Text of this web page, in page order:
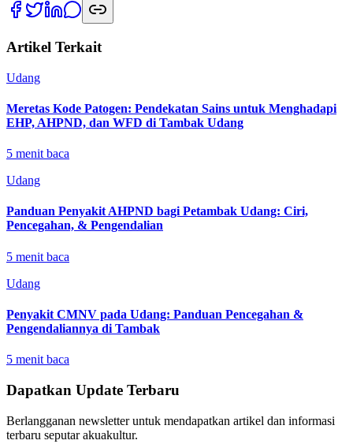
Artikel Terkait
Udang
Meretas Kode Patogen: Pendekatan Sains untuk Menghadapi
EHP, AHPND, dan WFD di Tambak Udang
5 menit baca
Udang
Panduan Penyakit AHPND bagi Petambak Udang: Ciri,
Pencegahan, & Pengendalian
5 menit baca
Udang
Penyakit CMNV pada Udang: Panduan Pencegahan &
Pengendaliannya di Tambak
5 menit baca
Dapatkan Update Terbaru
Berlangganan newsletter untuk mendapatkan artikel dan informasi
terbaru seputar akuakultur.